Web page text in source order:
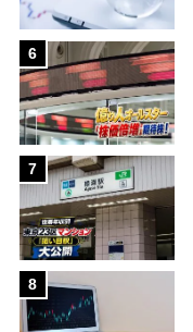
6
7
8